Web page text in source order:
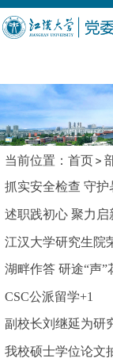
当前位置： 首页
CSC公派留学+1
副校长刘继延为研
我校硕士学位论文